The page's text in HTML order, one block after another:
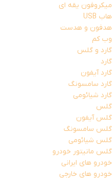
میکروفون یقه ای
هاب USB
هدفون و هدست
وب کم
گارد و گلس
گارد
گارد آیفون
گارد سامسونگ
گارد شیائومی
گلس
گلس آیفون
گلس سامسونگ
گلس شیائومی
گلس مانیتور خودرو
خودرو های ایرانی
خودرو های خارجی